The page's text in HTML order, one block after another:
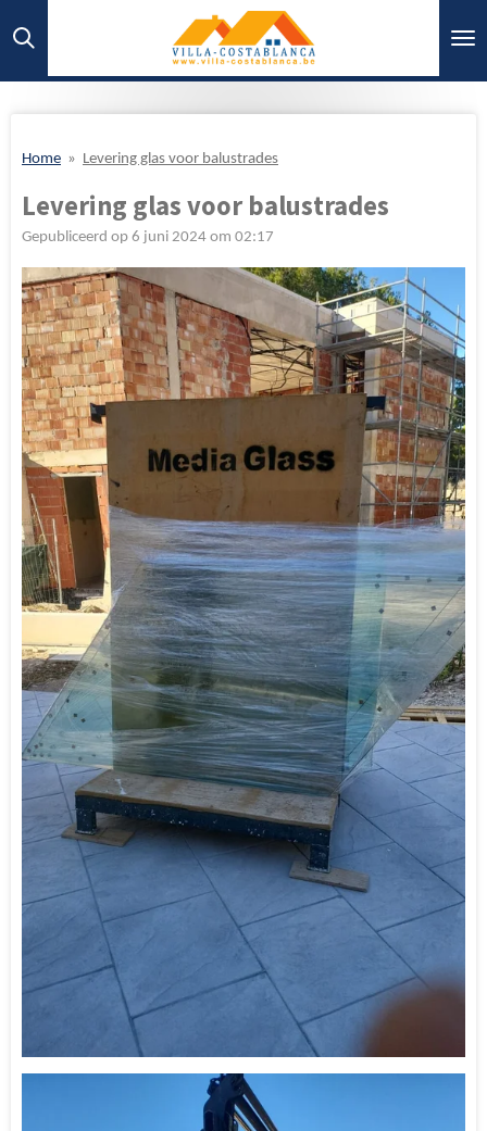
direct
Home » Levering glas voor balustrades
Levering glas voor balustrades
Gepubliceerd op 6 juni 2024 om 02:17